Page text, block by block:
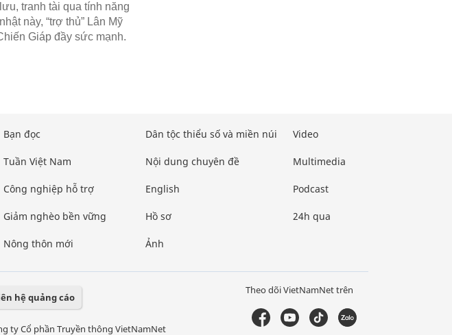
tranh tài qua tính năng
này, “trợ thủ” Lân Mỹ
Giáp đầy sức mạnh.
Bạn đọc
Tuần Việt Nam
Công nghiệp hỗ trợ
Giảm nghèo bền vững
Nông thôn mới
Dân tộc thiểu số và miền núi
Nội dung chuyên đề
English
Hồ sơ
Ảnh
Video
Multimedia
Podcast
24h qua
hệ quảng cáo
ty Cổ phần Truyền thông VietNamNet
Theo dõi VietNamNet trên